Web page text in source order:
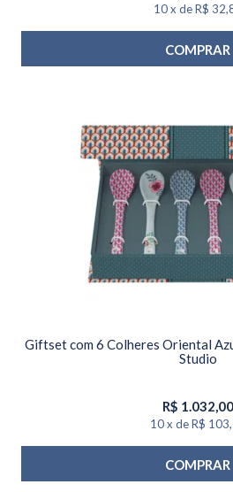
10 x de R$
COMPRAR
Giftset com 6 Colheres Oriental
Studio
R$ 1.032,00
10 x de R$
COMPRAR